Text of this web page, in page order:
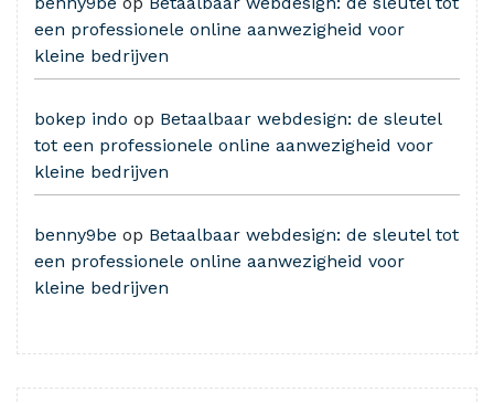
een professionele online aanwezigheid voor
kleine bedrijven
bokep indo op Betaalbaar webdesign: de sleutel
tot een professionele online aanwezigheid voor
kleine bedrijven
benny9be op Betaalbaar webdesign: de sleutel tot
een professionele online aanwezigheid voor
kleine bedrijven